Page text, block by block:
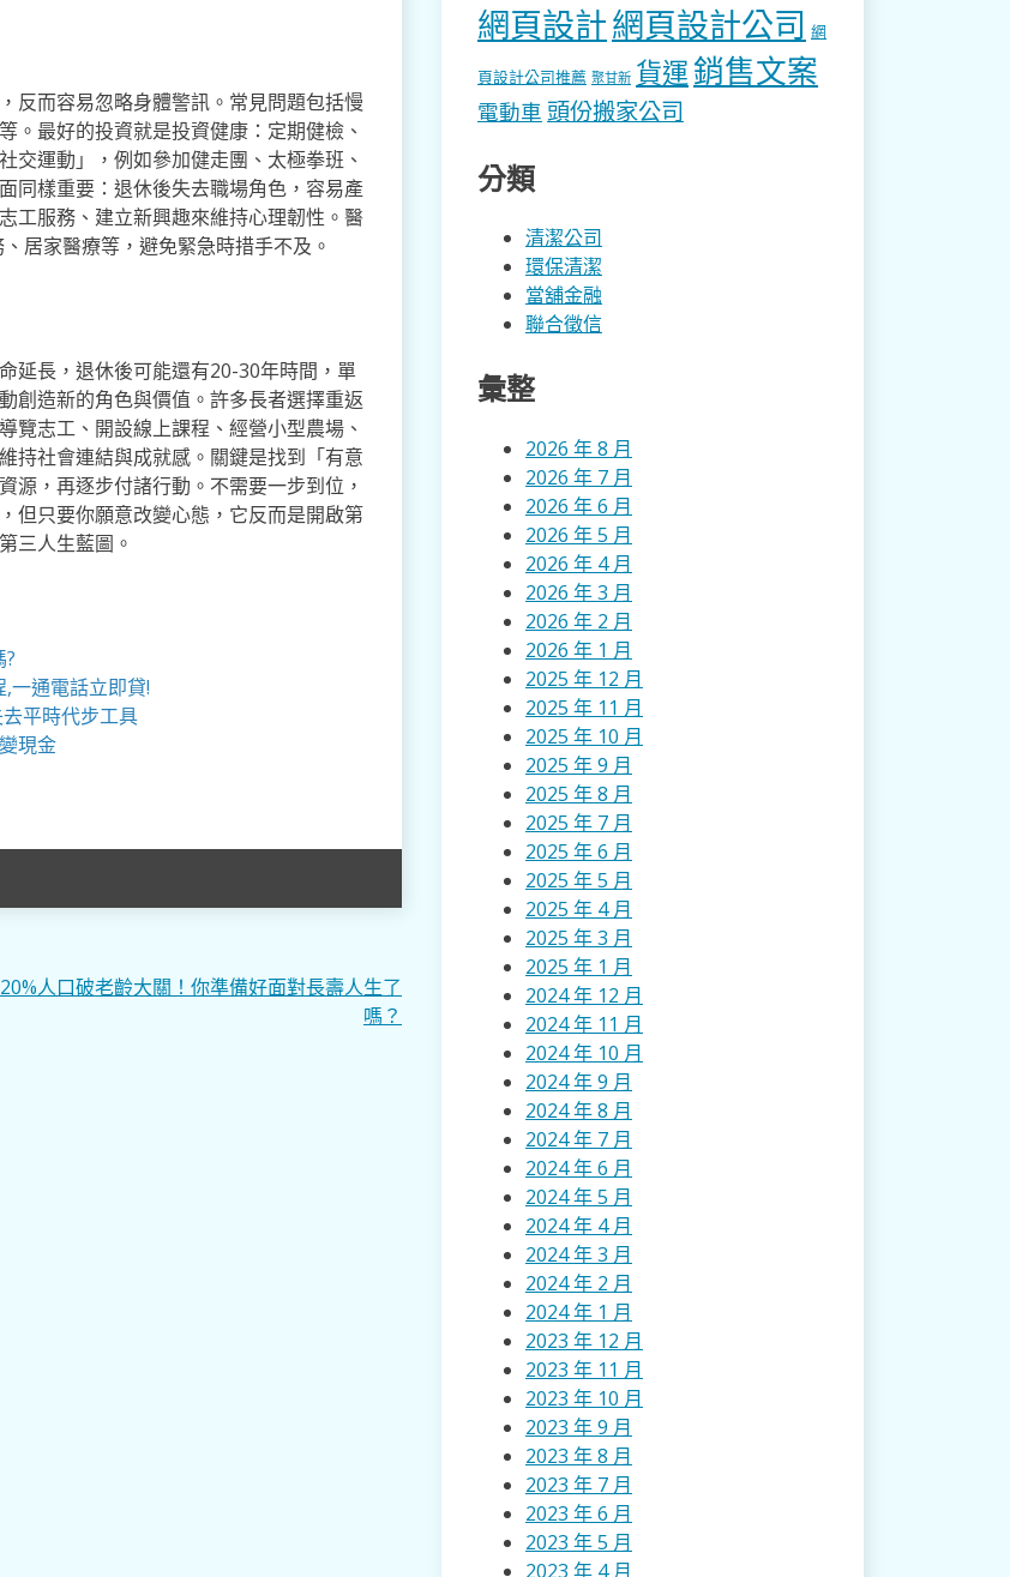
反而容易忽略身體警訊。常見問題包括慢
。最好的投資就是投資健康：定期健檢、
交運動」，例如參加健走團、太極拳班、
同樣重要：退休後失去職場角色，容易產
工服務、建立新興趣來維持心理韌性。醫
居家醫療等，避免緊急時措手不及。
延長，退休後可能還有20-30年時間，單
創造新的角色與價值。許多長者選擇重返
覽志工、開設線上課程、經營小型農場、
持社會連結與成就感。關鍵是找到「有意
源，再逐步付諸行動。不需要一步到位，
但只要你願意改變心態，它反而是開啟第
三人生藍圖。
一通電話立即貸!
平時代步工具
現金
20%人口破老齡大關！你準備好面對長壽人生了
嗎？
網頁設計網頁設計公司 網
頁設計公司推薦 聚甘新 貨運銷售文案
電動車 頭份搬家公司
分類
清潔公司
環保清潔
當舖金融
聯合徵信
彙整
2026 年 8 月
2026 年 7 月
2026 年 6 月
2026 年 5 月
2026 年 4 月
2026 年 3 月
2026 年 2 月
2026 年 1 月
2025 年 12 月
2025 年 11 月
2025 年 10 月
2025 年 9 月
2025 年 8 月
2025 年 7 月
2025 年 6 月
2025 年 5 月
2025 年 4 月
2025 年 3 月
2025 年 1 月
2024 年 12 月
2024 年 11 月
2024 年 10 月
2024 年 9 月
2024 年 8 月
2024 年 7 月
2024 年 6 月
2024 年 5 月
2024 年 4 月
2024 年 3 月
2024 年 2 月
2024 年 1 月
2023 年 12 月
2023 年 11 月
2023 年 10 月
2023 年 9 月
2023 年 8 月
2023 年 7 月
2023 年 6 月
2023 年 5 月
2023 年 4 月